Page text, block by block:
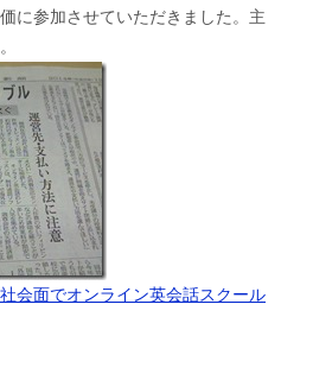
に参加させていただきました。主
会面でオンライン英会話スクール